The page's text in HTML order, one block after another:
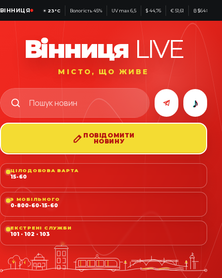
ВІННИЦЯ ☀ 23°C Вологість 45% UV max 6,5 $ 44,76 € 51,61 ₿ $64 875
Вінниця LIVE
МІСТО, ЩО ЖИВЕ
♪
ПОВІДОМИТИ
НОВИНУ
ЦІЛОДОБОВА ВАРТА
15-60
З МОБІЛЬНОГО
0-800-60-15-60
ЕКСТРЕНІ СЛУЖБИ
101 · 102 · 103